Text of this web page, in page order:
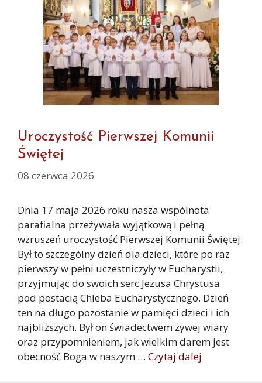
Uroczystość Pierwszej Komunii
Świętej
08 czerwca 2026
Dnia 17 maja 2026 roku nasza wspólnota
parafialna przeżywała wyjątkową i pełną
wzruszeń uroczystość Pierwszej Komunii Świętej.
Był to szczególny dzień dla dzieci, które po raz
pierwszy w pełni uczestniczyły w Eucharystii,
przyjmując do swoich serc Jezusa Chrystusa
pod postacią Chleba Eucharystycznego. Dzień
ten na długo pozostanie w pamięci dzieci i ich
najbliższych. Był on świadectwem żywej wiary
oraz przypomnieniem, jak wielkim darem jest
obecność Boga w naszym … Czytaj dalej